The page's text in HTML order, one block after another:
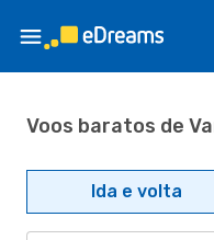
Voos baratos de
Ida e volta